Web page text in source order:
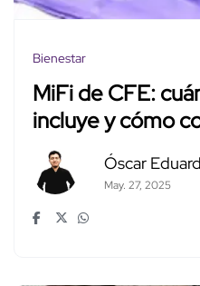
Bienestar
MiFi de CFE:
incluye y cómo
Óscar
May. 27, 2025